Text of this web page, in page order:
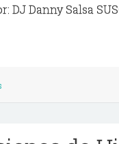
DJ Danny Salsa